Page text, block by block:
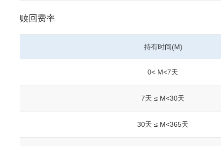
赎回费率
持有时间(M)
0< M<7天
7天 ≤ M<30天
30天 ≤ M<365天